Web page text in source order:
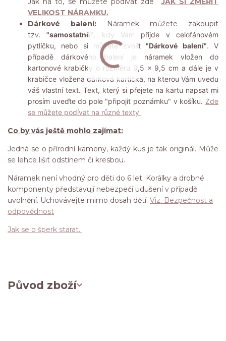
VELIKOST NÁRAMKU.
Dárkové balení:Náramek můžete zakoupit
tzv."samostatně" , kdy Vám přijde v celofánovém
pytlíčku, nebo si můžete zvolit"Dárkové balení". V
případě dárkového balení je náramek vložen do
kartonové krabičky o rozměru 9,5 x 9,5 cm a dále je v
krabičce vložena dárková kartička, na kterou Vám uvedu
váš vlastní text. Text, který si přejete na kartu napsat mi
prosím uveďte do pole "připojit poznámku" v košíku. Zde
se můžete podívat na různé texty
Co by vás ještě mohlo zajímat:
Jedná se o přírodní kameny, každý kus je tak originál. Může
se lehce lišit odstínem či kresbou.
Náramek není vhodný pro děti do 6 let. Korálky a drobné
komponenty představují nebezpečí udušení v případě
uvolnění. Uchovávejte mimo dosah dětí. Viz. Bezpečnost a
odpovědnost
Jak se o šperk starat.
Původ zboží